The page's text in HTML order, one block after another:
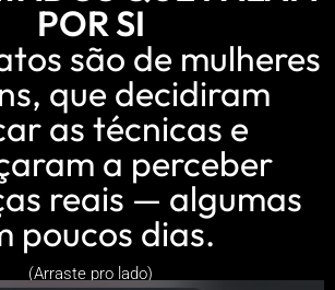
POR SI
são de mulheres
que decidiram
as técnicas e
a perceber
reais — algumas
poucos dias.
(Arraste pro lado)